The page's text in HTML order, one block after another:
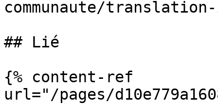
communaute/
## Lié
{% content-ref
url="/pages/